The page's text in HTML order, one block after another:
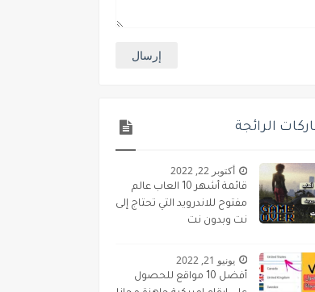
الرائجة
أكتوبر 22, 2022
قائمة أشهر 10 العاب عالم
مفتوح للاندرويد التي تحتاج إلى
نت وبدون نت
يونيو 21, 2022
أفضل 10 مواقع للحصول